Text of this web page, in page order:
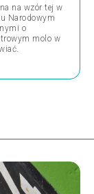
na wzór tej w
Narodowym
o
molo w